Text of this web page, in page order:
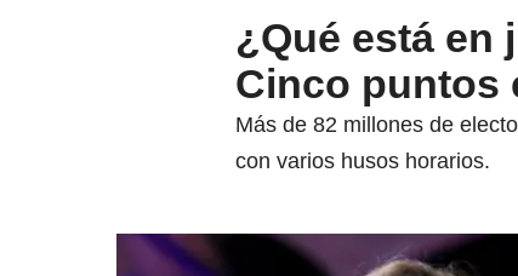
¿Qué está en
Cinco puntos
Más de 82 millones de
con varios husos horarios.